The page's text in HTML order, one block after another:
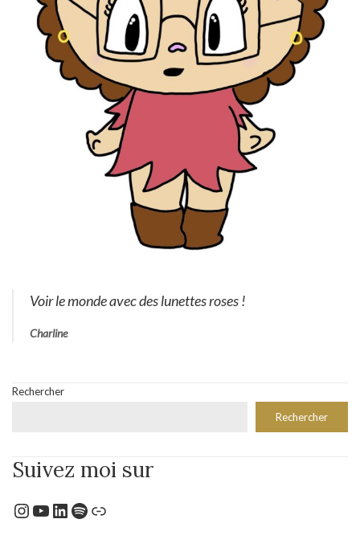
Voir le monde avec des lunettes roses !
Charline
Rechercher
Rechercher
Suivez moi sur
Instagram
YouTube
LinkedIn
Spotify
Lien